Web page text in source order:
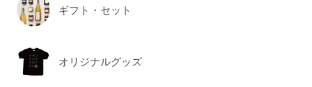
ギフト・セット
オリジナルグッズ